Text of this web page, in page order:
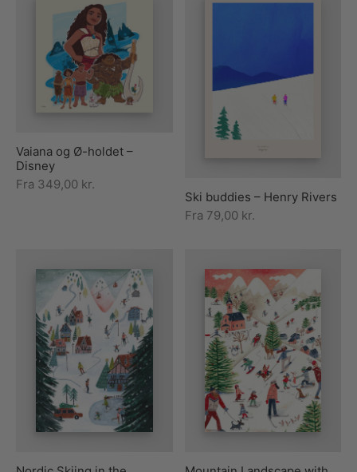
Vaiana og Ø-holdet –
Disney
Fra 349,00 kr.
Ski buddies – Henry Rivers
Fra 79,00 kr.